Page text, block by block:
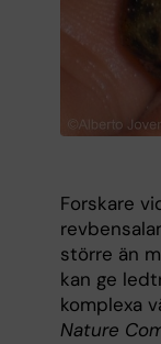
Forskare
större än
kan ge
komplexa
Nature